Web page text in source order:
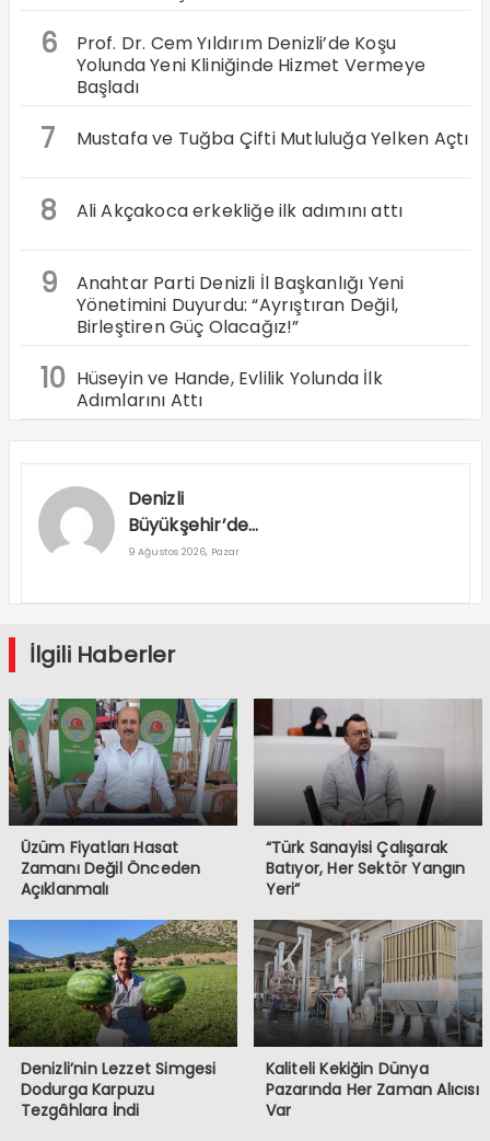
6
Prof. Dr. Cem Yıldırım Denizli’de Koşu
Yolunda Yeni Kliniğinde Hizmet Vermeye
Başladı
7 Mustafa ve Tuğba Çifti Mutluluğa Yelken Açtı
8 Ali Akçakoca erkekliğe ilk adımını attı
9
Anahtar Parti Denizli İl Başkanlığı Yeni
Yönetimini Duyurdu: “Ayrıştıran Değil,
Birleştiren Güç Olacağız!”
10 Hüseyin ve Hande, Evlilik Yolunda İlk
Adımlarını Attı
Denizli
Büyükşehir’den
Buldan’a 160
9 Ağustos 2026, Pazar
İlgili Haberler
Üzüm Fiyatları Hasat
Zamanı Değil Önceden
Açıklanmalı
“Türk Sanayisi Çalışarak
Batıyor, Her Sektör Yangın
Yeri”
Denizli’nin Lezzet Simgesi
Dodurga Karpuzu
Tezgâhlara İndi
Kaliteli Kekiğin Dünya
Pazarında Her Zaman Alıcısı
Var